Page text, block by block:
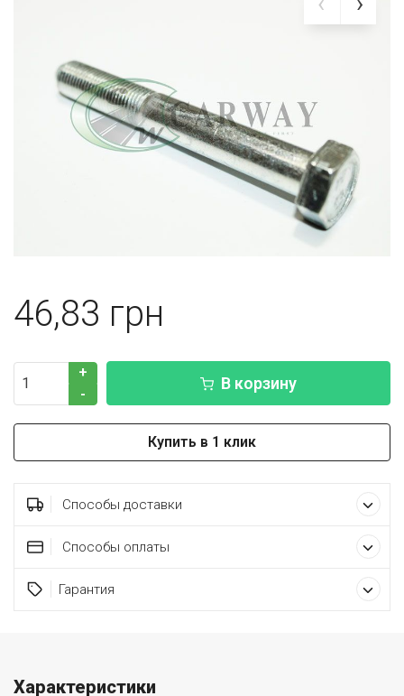
46,83
+
-
В корзину
Купить в 1 клик
Способы доставки
Способы оплаты
Гарантия
Характеристики